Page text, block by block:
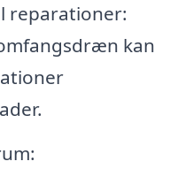
reparationer:
kan